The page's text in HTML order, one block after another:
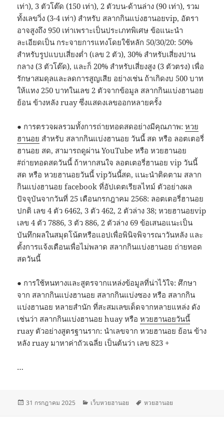
เท่า), 3 ตัวโต๊ด (150 เท่า), 2 ตัวบน-ด้านล่าง (90 เท่า), รวม
ทั้งเลขวิ่ง (3-4 เท่า) สำหรับ สลากกินแบ่งฮานอยvip, อัตรา
อาจสูงถึง 950 เท่าเพราะเป็นประเภทพิเศษ ข้อแนะนำ
ละเอียดเป็น กระจายการแทงโดยใช้หลัก 50/30/20: 50%
สำหรับรูปแบบเสี่ยงต่ำ (เลข 2 ตัว), 30% สำหรับเสี่ยงปาน
กลาง (3 ตัวโต๊ด), และก็ 20% สำหรับเสี่ยงสูง (3 ตัวตรง) เพื่อ
รักษาสมดุลและลดการสูญเสีย อย่างเช่น ถ้าเกิดงบ 500 บาท
ให้แทง 250 บาทในเลข 2 ตัวจากข้อมูล สลากกินแบ่งฮานอย
ย้อน ข้างหลัง ruay ซึ่งแสดงเลขออกหลายครั้ง
● การตรวจผลรวมทั้งการถ่ายทอดสดอย่างมีคุณภาพ:หวย
ฮานอย สำหรับ สลากกินแบ่งฮานอย วันนี้ สด หรือ ลอตเตอรี่
ฮานอย สด, สามารถดูผ่าน YouTube หรือ หวยฮานอย
#ถ่ายทอดสดวันนี้ ถ้าหากสนใจ ลอตเตอรี่ฮานอย vip วันนี้
สด หรือ หวยฮานอยวันนี้ vipวันนี้สด, แนะนำติดตาม สลาก
กินแบ่งฮานอย facebook ที่อัปเดตเรียลไทม์ ตัวอย่างผล
ปัจจุบันจากวันที่ 25 เดือนกรกฎาคม 2568: ลอตเตอรี่ฮานอย
ปกติ เลข 4 ตัว 6462, 3 ตัว 462, 2 ตัวล่าง 38; หวยฮานอยvip
เลข 4 ตัว 7886, 3 ตัว 886, 2 ตัวล่าง 69 ข้อเสนอแนะเป็น
บันทึกผลในสมุดโน้ตหรือแอปเพื่อพินิจพิจารณาวันหลัง และ
ตั้งการแจ้งเตือนเพื่อไม่พลาด สลากกินแบ่งฮานอย ถ่ายทอด
สดวันนี้
● การใช้หนทางและสูตรจากแหล่งข้อมูลที่น่าไว้ใจ: ศึกษา
จาก สลากกินแบ่งฮานอย สลากกินแบ่งซอง หรือ สลากกิน
แบ่งฮานอย หลายสํานัก ที่สะสมเลขเด็ดจากหลายแหล่ง ดัง
เช่นว่า สลากกินแบ่งฮานอย huay หรือหวยฮานอยวันนี้
ruay ตัวอย่างสูตรฐานราก: นำเลขจาก หวยฮานอย ย้อน ข้าง
หลัง ruay มาหาค่าถัวเฉลี่ย เป็นต้นว่า เลข 823 +
…
เขียน
31 กรกฎาคม 2025
หมวด
เว็บหวยฮานอย
ป้าย
หวยฮานอย